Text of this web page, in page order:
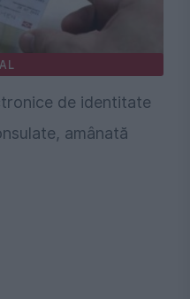
de identitate
amânată